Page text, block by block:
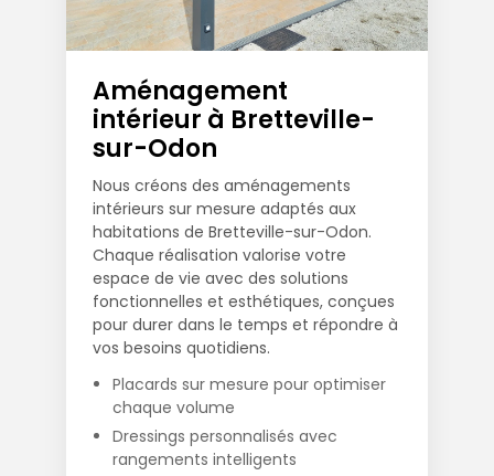
Aménagement
intérieur à Bretteville-
sur-Odon
Nous créons des aménagements
intérieurs sur mesure adaptés aux
habitations de Bretteville-sur-Odon.
Chaque réalisation valorise votre
espace de vie avec des solutions
fonctionnelles et esthétiques, conçues
pour durer dans le temps et répondre à
vos besoins quotidiens.
Placards sur mesure pour optimiser
chaque volume
Dressings personnalisés avec
rangements intelligents